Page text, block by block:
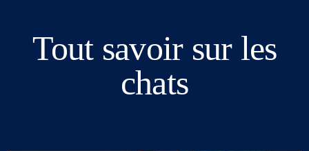
Tout savoir sur les
chats